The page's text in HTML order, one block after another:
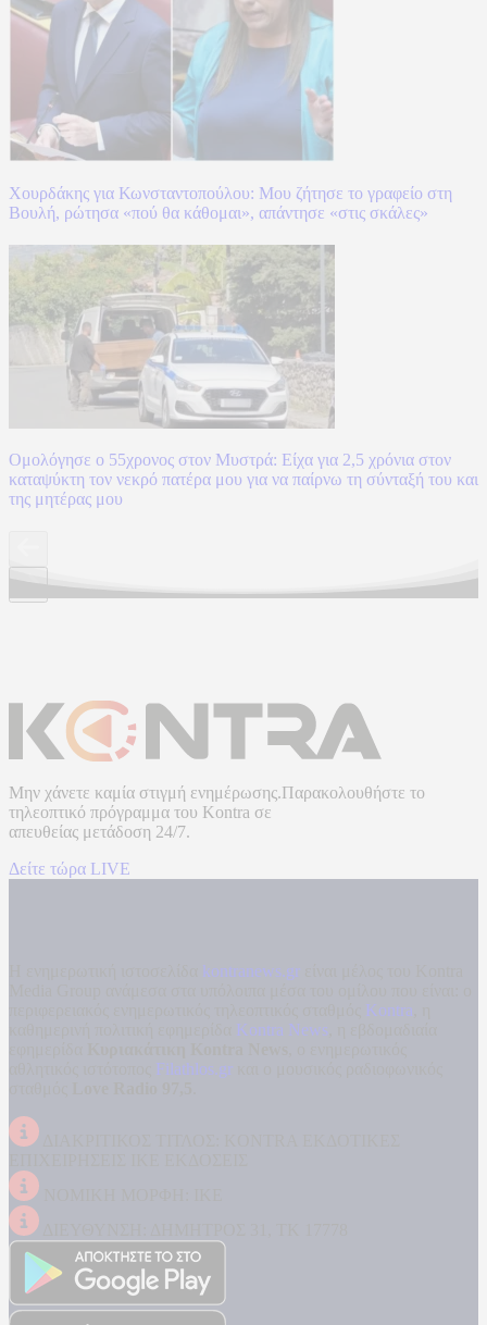
Χουρδάκης για Κωνσταντοπούλου: Μου ζήτησε το γραφείο στη
Βουλή, ρώτησα «πού θα κάθομαι», απάντησε «στις σκάλες»
Ομολόγησε ο 55χρονος στον Μυστρά: Είχα για 2,5 χρόνια στον
καταψύκτη τον νεκρό πατέρα μου για να παίρνω τη σύνταξή του και
της μητέρας μου
Μην χάνετε καμία στιγμή ενημέρωσης.Παρακολουθήστε το
τηλεοπτικό πρόγραμμα του Kontra σε
απευθείας μετάδοση 24/7.
Δείτε τώρα LIVE
kontranews.gr
Kontra
Kontra News
Filathlos.gr